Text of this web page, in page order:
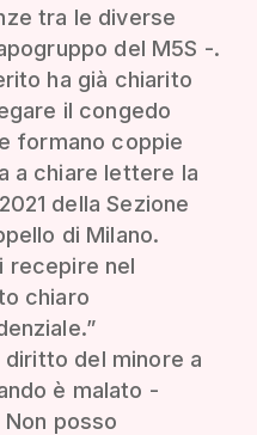
tra le diverse
del M5S -.
ha già chiarito
il congedo
formano coppie
a chiare lettere la
della Sezione
di Milano.
recepire nel
chiaro
diritto del minore a
è malato -
posso